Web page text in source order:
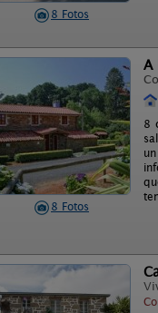
8 Fotos
8 Fotos
A
8